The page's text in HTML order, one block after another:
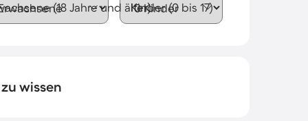
(18 Jahre und älter)Kinder (0 bis 17)
wissen